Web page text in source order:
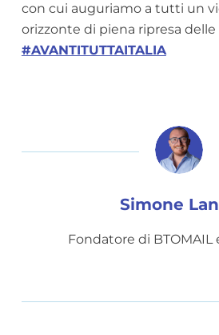
con cui auguriamo a tutti un
orizzonte di piena ripresa
#AVANTITUTTAITALIA
Simone
Fondatore di BTOMAIL